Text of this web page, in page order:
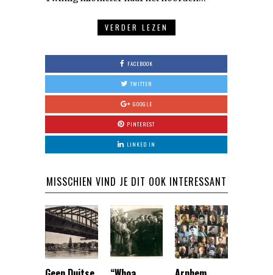
VERDER LEZEN
FACEBOOK
TWITTER
GOOGLE
PINTEREST
LINKED IN
MISSCHIEN VIND JE DIT OOK INTERESSANT